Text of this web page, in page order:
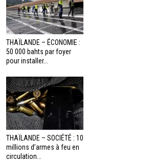
THAÏLANDE – ÉCONOMIE :
50 000 bahts par foyer
pour installer...
THAÏLANDE – SOCIÉTÉ : 10
millions d’armes à feu en
circulation...